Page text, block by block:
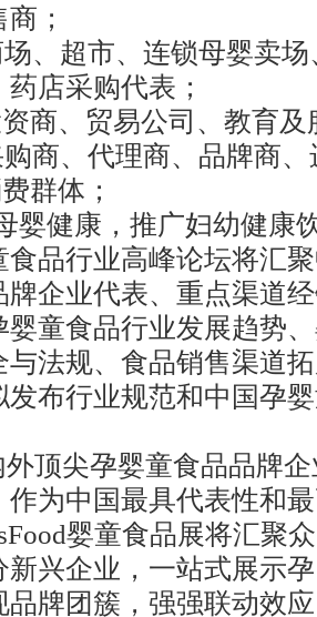
；
、超市、连锁母婴卖场
店采购代表；
商、贸易公司、教育及
商、代理商、品牌商、
群体；
婴健康，推广妇幼健康
食品行业高峰论坛将汇
牌企业代表、重点渠道
婴童食品行业发展趋势
与法规、食品销售渠道
发布行业规范和中国孕
顶尖孕婴童食品品牌
作为中国最具代表性和
婴童食品展将汇聚
新兴企业，一站式展示
品牌团簇，强强联动效